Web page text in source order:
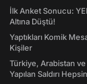
İlk Anket Sonucu:
Altına Düştü!
Yaptıkları Komik
Kişiler
Türkiye, Arabistan ve
Yapılan Saldırı